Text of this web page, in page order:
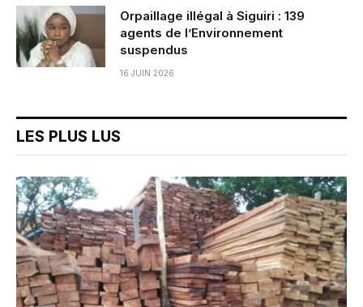
Orpaillage illégal à Siguiri : 139
agents de l’Environnement
suspendus
16 JUIN 2026
LES PLUS LUS